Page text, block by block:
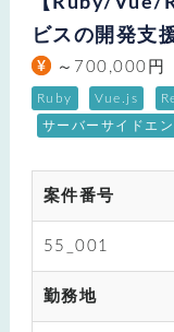
ビスの開発支
～700,000円
Ruby Vue.js
サーバーサイドエ
案件番号
55_001
勤務地